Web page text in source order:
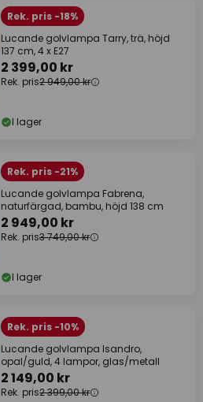
Rek. pris -18%
Lucande golvlampa Tarry, trä, höjd
137 cm, 4 x E27
2 399,00 kr
Rek. pris2 949,00 kr
I lager
Rek. pris -21%
Lucande golvlampa Fabrena,
naturfärgad, bambu, höjd 138 cm
2 949,00 kr
Rek. pris3 749,00 kr
I lager
Rek. pris -10%
Lucande golvlampa Isandro,
opal/guld, 4 lampor, glas/metall
2 149,00 kr
Rek. pris2 399,00 kr